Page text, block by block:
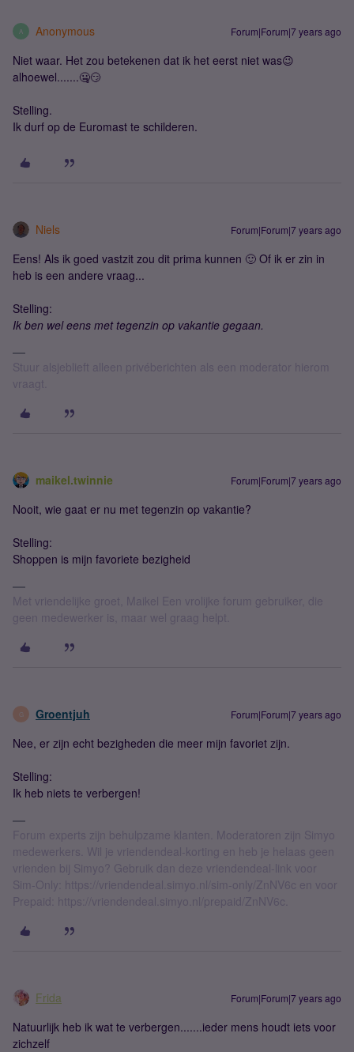
A Anonymous Forum|Forum|7 years ago
Niet waar. Het zou betekenen dat ik het eerst niet was😉
alhoewel.......🤐😏
Stelling.
Ik durf op de Euromast te schilderen.
Niels Forum|Forum|7 years ago
Eens! Als ik goed vastzit zou dit prima kunnen 🙂 Of ik er zin in
heb is een andere vraag...
Stelling:
Ik ben wel eens met tegenzin op vakantie gegaan.
Stuur alsjeblieft alleen privéberichten als een moderator hierom
vraagt.
maikel.twinnie Forum|Forum|7 years ago
Nooit, wie gaat er nu met tegenzin op vakantie?
Stelling:
Shoppen is mijn favoriete bezigheid
Met vriendelijke groet, Maikel Een vrolijke forum gebruiker, die
geen medewerker is, maar wel graag helpt.
G Groentjuh Forum|Forum|7 years ago
Nee, er zijn echt bezigheden die meer mijn favoriet zijn.
Stelling:
Ik heb niets te verbergen!
Forum experts zijn behulpzame klanten. Moderatoren zijn Simyo
medewerkers. Wil je vriendendeal-korting en heb je helaas geen
vrienden bij Simyo? Gebruik dan deze vriendendeal-link voor
Sim-Only: https://vriendendeal.simyo.nl/sim-only/ZnNV6c en voor
Prepaid: https://vriendendeal.simyo.nl/prepaid/ZnNV6c.
Frida Forum|Forum|7 years ago
Natuurlijk heb ik wat te verbergen.......ieder mens houdt iets voor
zichzelf